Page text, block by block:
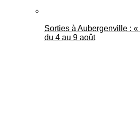
Sorties à Aubergenville : «
du 4 au 9 août